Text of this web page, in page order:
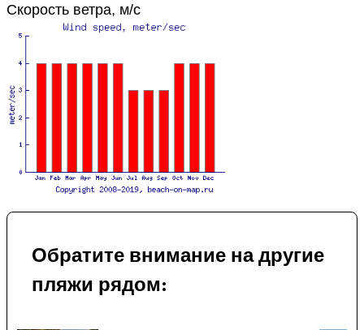
Скорость ветра, м/с
Обратите внимание на другие
пляжи рядом: